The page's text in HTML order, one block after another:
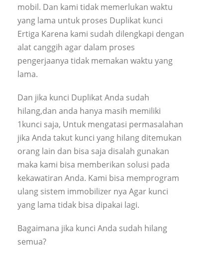
mobil. Dan kami tidak memerlukan waktu
yang lama untuk proses Duplikat kunci
Ertiga Karena kami sudah dilengkapi dengan
alat canggih agar dalam proses
pengerjaanya tidak memakan waktu yang
lama.
Dan jika kunci Duplikat Anda sudah
hilang,dan anda hanya masih memiliki
1kunci saja, Untuk mengatasi permasalahan
jika Anda takut kunci yang hilang ditemukan
orang lain dan bisa saja disalah gunakan
maka kami bisa memberikan solusi pada
kekawatiran Anda. Kami bisa memprogram
ulang sistem immobilizer nya Agar kunci
yang lama tidak bisa dipakai lagi.
Bagaimana jika kunci Anda sudah hilang
semua?